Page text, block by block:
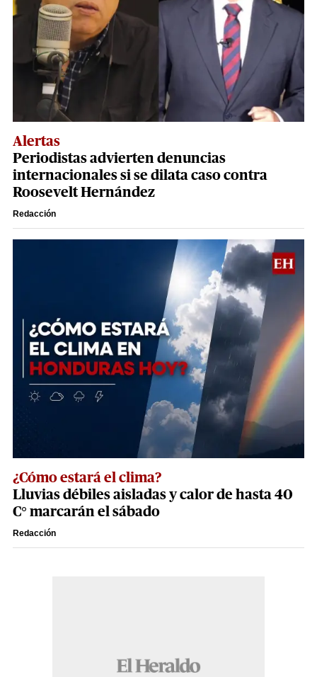
Alertas
Periodistas advierten denuncias
internacionales si se dilata caso contra
Roosevelt Hernández
Redacción
¿Cómo estará el clima?
Lluvias débiles aisladas y calor de hasta 40
C° marcarán el sábado
Redacción